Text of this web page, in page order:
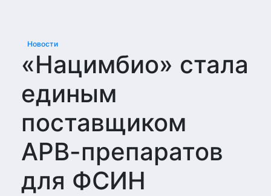
Новости
«Нацимбио» стала
единым
поставщиком
АРВ-препаратов
для ФСИН